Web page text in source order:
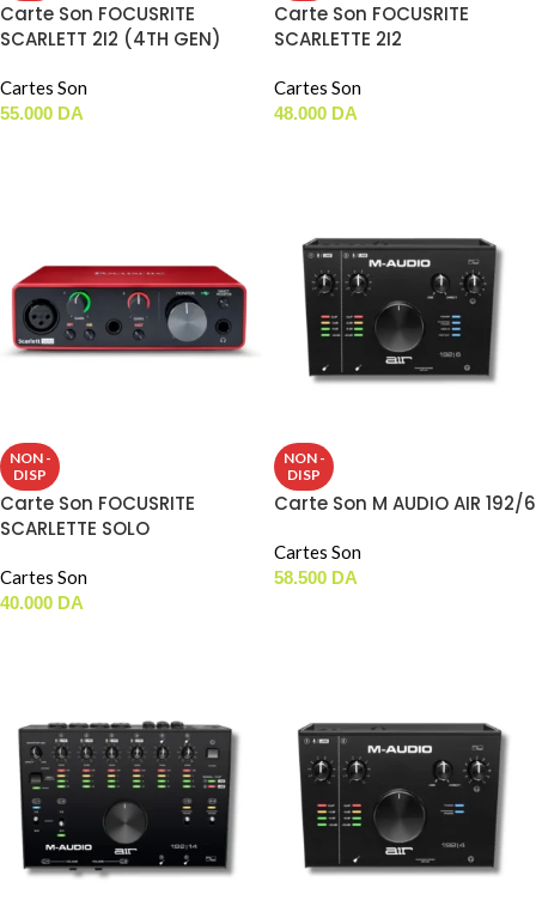
Carte Son FOCUSRITE
SCARLETT 2I2 (4TH GEN)
Cartes Son
55.000 DA
Carte Son FOCUSRITE
SCARLETTE 2I2
Cartes Son
48.000 DA
NON -
DISP
Carte Son FOCUSRITE
SCARLETTE SOLO
Cartes Son
40.000 DA
NON -
DISP
Carte Son M AUDIO AIR 192/6
Cartes Son
58.500 DA